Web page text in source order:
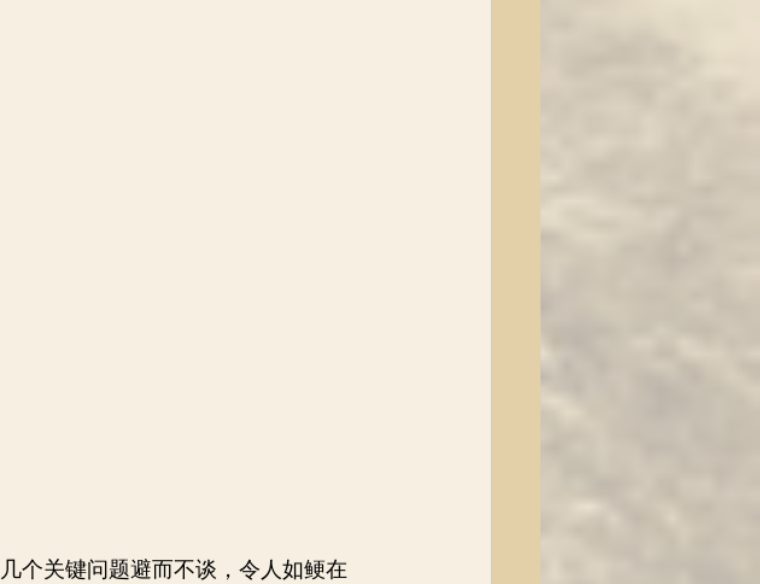
个关键问题避而不谈，令人如鲠在